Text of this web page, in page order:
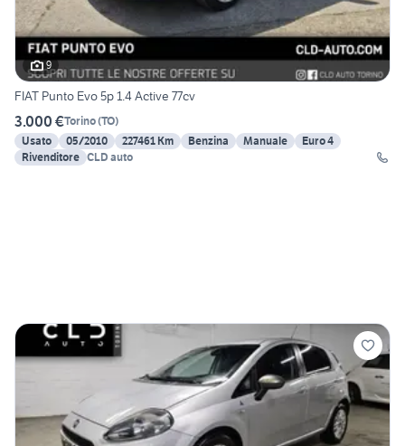
9
FIAT Punto Evo 5p 1.4 Active 77cv
3.000 €Torino(TO)
Usato
05/2010 227461 Km Benzina Manuale
Euro 4
Rivenditore CLD auto